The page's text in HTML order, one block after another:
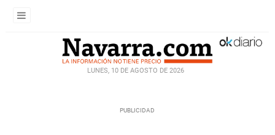
LUNES, 10 DE AGOSTO DE 2026